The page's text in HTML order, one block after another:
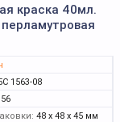
краска 40мл.
1563-08
48 x 48 x 45 мм